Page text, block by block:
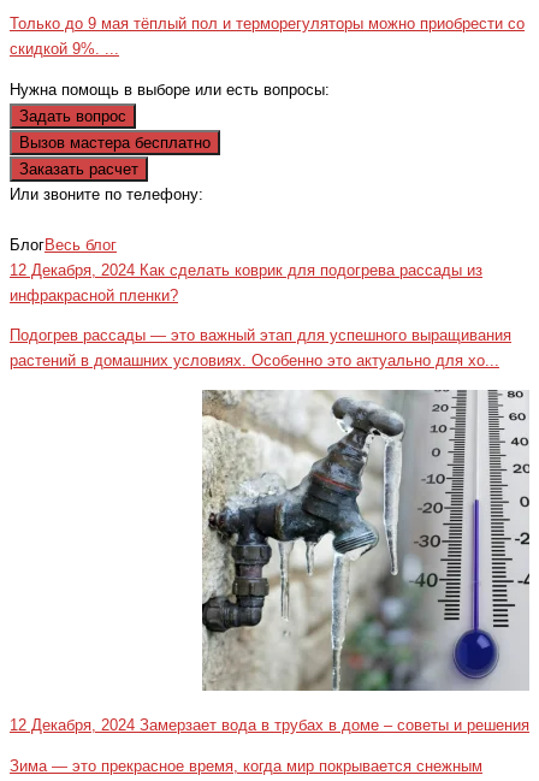
Только до 9 мая тёплый пол и терморегуляторы можно приобрести со
скидкой 9%. ...
Нужна помощь в выборе или есть вопросы:
Задать вопрос
Вызов мастера бесплатно
Заказать расчет
Или звоните по телефону:
БлогВесь блог
12 Декабря, 2024 Как сделать коврик для подогрева рассады из
инфракрасной пленки?
Подогрев рассады — это важный этап для успешного выращивания
растений в домашних условиях. Особенно это актуально для хо...
12 Декабря, 2024 Замерзает вода в трубах в доме – советы и решения
Зима — это прекрасное время, когда мир покрывается снежным